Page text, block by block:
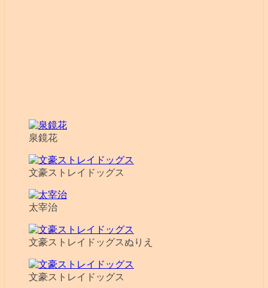
泉鏡花
文豪ストレイドッグス
太宰治
文豪ストレイドッグスぬりえ
文豪ストレイドッグス